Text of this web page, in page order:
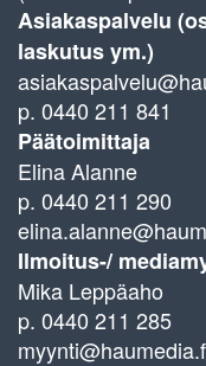
Asiakaspalvelu
laskutus ym.)
p. 0440 211 841
Päätoimittaja
Elina Alanne
p. 0440 211 290
Ilmoitus-/
Mika Leppäaho
p. 0440 211 285